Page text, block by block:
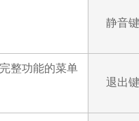
静音键
整功能的菜单
退出键